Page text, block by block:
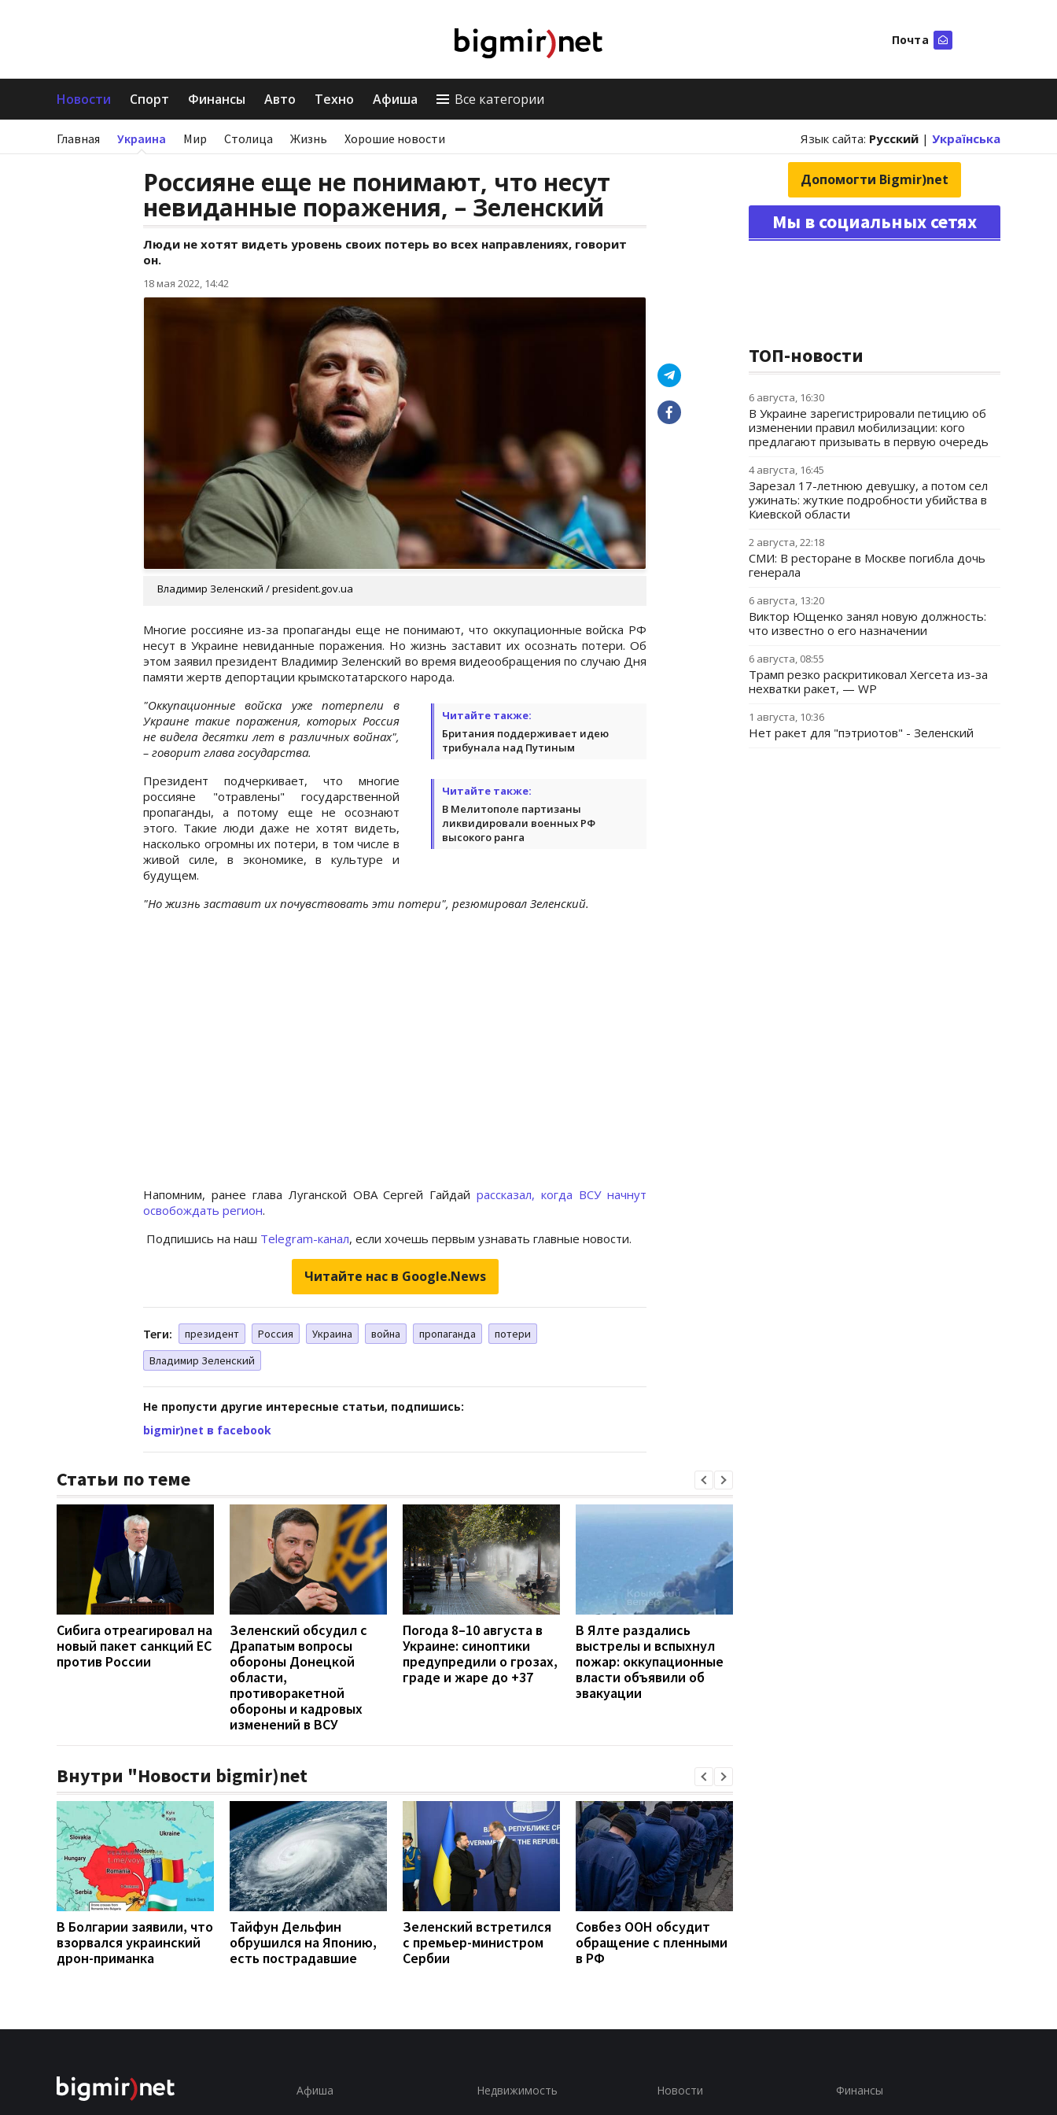
Почта
Новости Спорт Финансы Авто Техно Афиша Все категории
Главная Украина Мир Столица Жизнь Хорошие новости Язык сайта: Русский | Українська
Россияне еще не понимают, что несут
невиданные поражения, – Зеленский
Люди не хотят видеть уровень своих потерь во всех направлениях, говорит
он.
18 мая 2022, 14:42
Владимир Зеленский / president.gov.ua
Многие россияне из-за пропаганды еще не понимают, что оккупационные войска РФ
несут в Украине невиданные поражения. Но жизнь заставит их осознать потери. Об
этом заявил президент Владимир Зеленский во время видеообращения по случаю Дня
памяти жертв депортации крымскотатарского народа.
Читайте также:
Британия поддерживает идею
трибунала над Путиным
"Оккупационные войска уже потерпели в
Украине такие поражения, которых Россия
не видела десятки лет в различных войнах",
– говорит глава государства.
Читайте также:
В Мелитополе партизаны
ликвидировали военных РФ
высокого ранга
Президент подчеркивает, что многие
россияне "отравлены" государственной
пропаганды, а потому еще не осознают
этого. Такие люди даже не хотят видеть,
насколько огромны их потери, в том числе в
живой силе, в экономике, в культуре и
будущем.
"Но жизнь заставит их почувствовать эти потери", резюмировал Зеленский.
Напомним, ранее глава Луганской ОВА Сергей Гайдайрассказал, когда ВСУ начнут
освобождать регион.
Подпишись на наш Telegram-канал, если хочешь первым узнавать главные новости.
Читайте нас в Google.News
Теги: президент Россия Украина война пропаганда
потери
Владимир Зеленский
Не пропусти другие интересные статьи, подпишись:
bigmir)net в facebook
Статьи по теме
Сибига отреагировал на
новый пакет санкций ЕС
против России
Зеленский обсудил с
Драпатым вопросы
обороны Донецкой
области,
противоракетной
обороны и кадровых
изменений в ВСУ
Погода 8–10 августа в
Украине: синоптики
предупредили о грозах,
граде и жаре до +37
В Ялте раздались
выстрелы и вспыхнул
пожар: оккупационные
власти объявили об
эвакуации
Внутри "Новости bigmir)net
В Болгарии заявили, что
взорвался украинский
дрон-приманка
Тайфун Дельфин
обрушился на Японию,
есть пострадавшие
Зеленский встретился
с премьер-министром
Сербии
Совбез ООН обсудит
обращение с пленными
в РФ
Допомогти Bigmir)net
Мы в социальных сетях
ТОП-новости
6 августа, 16:30
В Украине зарегистрировали петицию об
изменении правил мобилизации: кого
предлагают призывать в первую очередь
4 августа, 16:45
Зарезал 17-летнюю девушку, а потом сел
ужинать: жуткие подробности убийства в
Киевской области
2 августа, 22:18
СМИ: В ресторане в Москве погибла дочь
генерала
6 августа, 13:20
Виктор Ющенко занял новую должность:
что известно о его назначении
6 августа, 08:55
Трамп резко раскритиковал Хегсета из-за
нехватки ракет, — WP
1 августа, 10:36
Нет ракет для "пэтриотов" - Зеленский
Афиша Недвижимость Новости Финансы